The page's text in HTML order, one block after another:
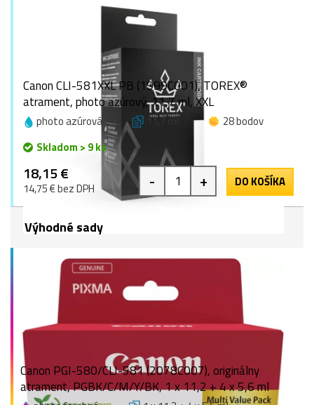
Canon CLI-581XXL PB (1999C001), TOREX®
atrament, photo azúrový, 11,7 ml, XXL
photo azúrová 11,7 ml
28 bodov
Skladom > 9 ks
18,15 €
14,75 € bez DPH - + DO KOŠÍKA
Výhodné sady
Canon PGI-580/CLI-581 (2078C007), originálny
atrament, PGBK/C/M/Y/BK, 1 x 11,2 + 4 x 5,6 ml